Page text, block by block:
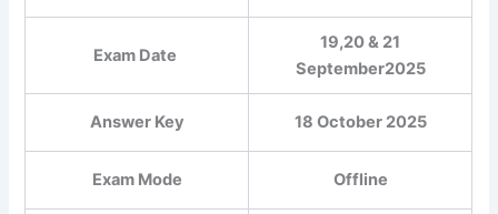
Exam Date
19,20 & 21
September2025
Answer Key 18 October 2025
Exam Mode Offline